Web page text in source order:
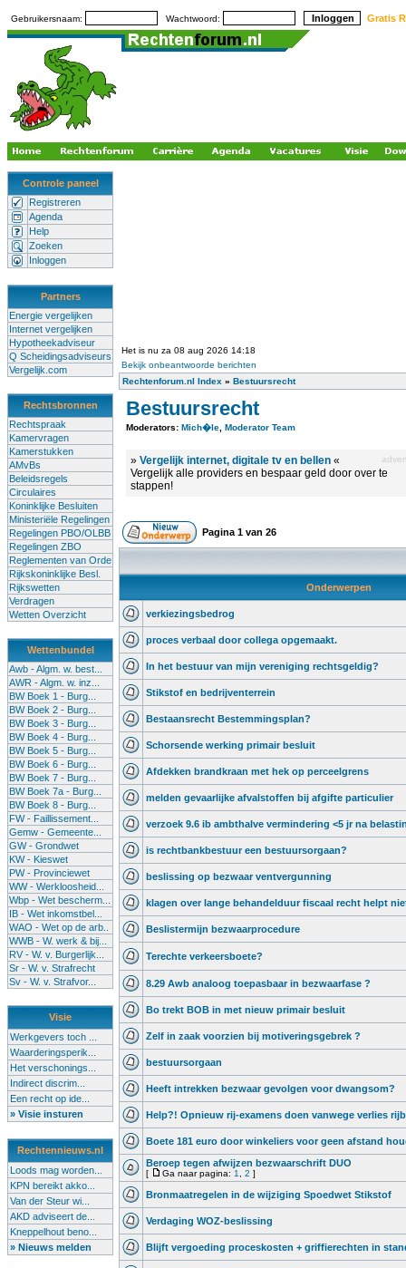
Gebruikersnaam: Wachtwoord: Gratis
Controle paneel
Registreren
Agenda
Help
Zoeken
Inloggen
Partners
Energie vergelijken
Internet vergelijken
Hypotheekadviseur
Q Scheidingsadviseurs
Vergelijk.com
Rechtsbronnen
Rechtspraak
Kamervragen
Kamerstukken
AMvBs
Beleidsregels
Circulaires
Koninklijke Besluiten
Ministeriële Regelingen
Regelingen PBO/OLBB
Regelingen ZBO
Reglementen van Orde
Rijkskoninklijke Besl.
Rijkswetten
Verdragen
Wetten Overzicht
Wettenbundel
Awb - Algm. w. best...
AWR - Algm. w. inz...
BW Boek 1 - Burg...
BW Boek 2 - Burg...
BW Boek 3 - Burg...
BW Boek 4 - Burg...
BW Boek 5 - Burg...
BW Boek 6 - Burg...
BW Boek 7 - Burg...
BW Boek 7a - Burg...
BW Boek 8 - Burg...
FW - Faillissement...
Gemw - Gemeente...
GW - Grondwet
KW - Kieswet
PW - Provinciewet
WW - Werkloosheid...
Wbp - Wet bescherm...
IB - Wet inkomstbel...
WAO - Wet op de arb..
WWB - W. werk & bij...
RV - W. v. Burgerlijk...
Sr - W. v. Strafrecht
Sv - W. v. Strafvor...
Visie
Werkgevers toch ...
Waarderingsperik...
Het verschonings...
Indirect discrim...
Een recht op ide...
» Visie insturen
Rechtennieuws.nl
Loods mag worden...
KPN bereikt akko...
Van der Steur wi...
AKD adviseert de...
Kneppelhout beno...
» Nieuws melden
Het is nu za 08 aug 2026 14:18
Bekijk onbeantwoorde berichten
Rechtenforum.nl Index » Bestuursrecht
Bestuursrecht
Moderators: Mich�le Moderator Team
» Vergelijk internet, digitale tv en bellen «
Vergelijk alle providers en bespaar geld door over te
stappen!
Pagina 1 van 26
Onderwerpen
verkiezingsbedrog
proces verbaal door collega opgemaakt.
In het bestuur van mijn vereniging rechtsgeldig?
Stikstof en bedrijventerrein
Bestaansrecht Bestemmingsplan?
Schorsende werking primair besluit
Afdekken brandkraan met hek op perceelgrens
melden gevaarlijke afvalstoffen bij afgifte particulier
verzoek 9.6 ib ambthalve vermindering <5 jr na
is rechtbankbestuur een bestuursorgaan?
beslissing op bezwaar ventvergunning
klagen over lange behandelduur fiscaal recht helpt
Beslistermijn bezwaarprocedure
Terechte verkeersboete?
8.29 Awb analoog toepasbaar in bezwaarfase ?
Bo trekt BOB in met nieuw primair besluit
Zelf in zaak voorzien bij motiveringsgebrek ?
bestuursorgaan
Heeft intrekken bezwaar gevolgen voor dwangsom?
Help?! Opnieuw rij-examens doen vanwege verlies
Boete 181 euro door winkeliers voor geen afstand
Beroep tegen afwijzen bezwaarschrift DUO
[ Ga naar pagina: 1 2 ]
Bronmaatregelen in de wijziging Spoedwet Stikstof
Verdaging WOZ-beslissing
Blijft vergoeding proceskosten + griffierechten in